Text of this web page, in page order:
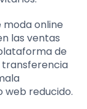
moda online
las ventas
de
transferencia
web reducido.